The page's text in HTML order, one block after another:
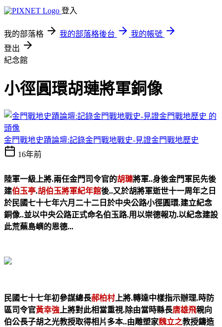
登入
我的部落格 我的部落格後台
我的帳號
登出
紀念館
小徑圓環胡璉將軍銅像
金門戰地史蹟論壇:記錄金門戰地戰史-見證金門戰地歷史
16年前
陸軍一級上將.兩任金門司令官的胡璉將軍..身後金門軍民先後
建伯玉亭.胡伯玉將軍紀年館後..又於胡將軍逝世十一周年之日
於民國七十七年六月二十二日於中央公路小徑圓環.建立紀念
銅像..並以中央公路正式命名伯玉路.用以崇德報功.以紀念建設
此荒蕪島嶼的恩德...
民國七十七年初參謀總長郝柏村上將.轉達中樣指示辦理.時防
區司令官黃幸強 上將對此相當重視.除由當時縣長唐雄飛親向
伯公長子胡之光教授取得相片多本..由雕塑家魏立之教授鑄造